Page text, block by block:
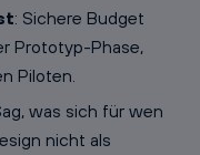
: Sichere Budget
Prototyp-Phase,
Piloten.
was sich für wen
nicht als